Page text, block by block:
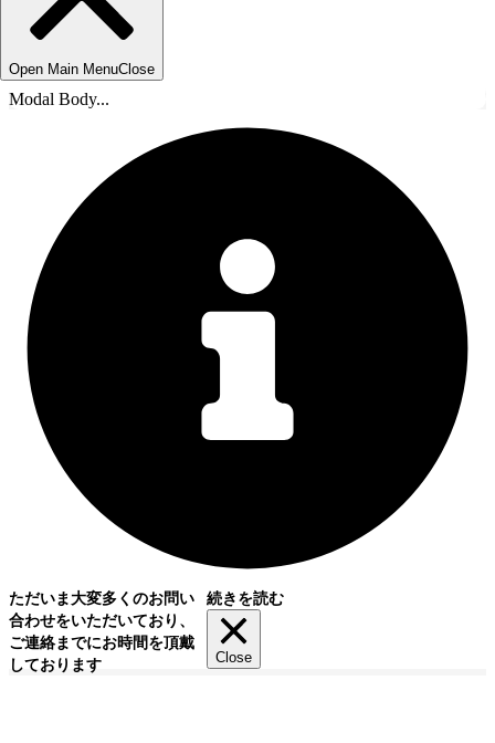
Open Main MenuClose
Modal Body...
ただいま大変多くのお問い
合わせをいただいており、
ご連絡までにお時間を頂戴
しております
続きを読む
Close